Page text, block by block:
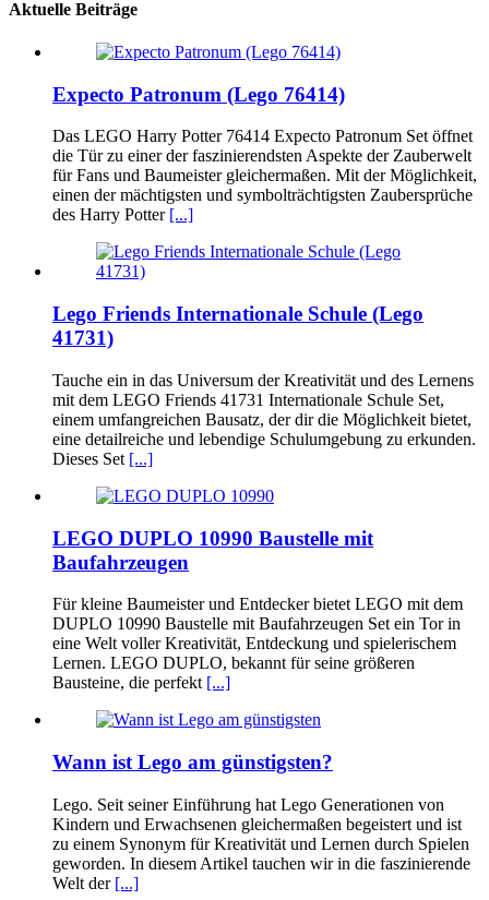
Aktuelle Beiträge
Expecto Patronum (Lego 76414)
Das LEGO Harry Potter 76414 Expecto Patronum Set öffnet
die Tür zu einer der faszinierendsten Aspekte der Zauberwelt
für Fans und Baumeister gleichermaßen. Mit der Möglichkeit,
einen der mächtigsten und symbolträchtigsten Zaubersprüche
des Harry Potter [...]
Lego Friends Internationale Schule (Lego
41731)
Tauche ein in das Universum der Kreativität und des Lernens
mit dem LEGO Friends 41731 Internationale Schule Set,
einem umfangreichen Bausatz, der dir die Möglichkeit bietet,
eine detailreiche und lebendige Schulumgebung zu erkunden.
Dieses Set [...]
LEGO DUPLO 10990 Baustelle mit
Baufahrzeugen
Für kleine Baumeister und Entdecker bietet LEGO mit dem
DUPLO 10990 Baustelle mit Baufahrzeugen Set ein Tor in
eine Welt voller Kreativität, Entdeckung und spielerischem
Lernen. LEGO DUPLO, bekannt für seine größeren
Bausteine, die perfekt [...]
Wann ist Lego am günstigsten?
Lego. Seit seiner Einführung hat Lego Generationen von
Kindern und Erwachsenen gleichermaßen begeistert und ist
zu einem Synonym für Kreativität und Lernen durch Spielen
geworden. In diesem Artikel tauchen wir in die faszinierende
Welt der [...]